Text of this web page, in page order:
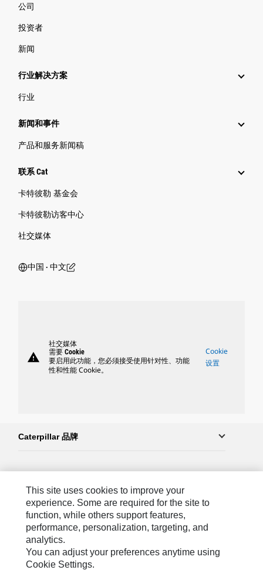
公司
投资者
新闻
行业解决方案
行业
新闻和事件
产品和服务新闻稿
联系 Cat
卡特彼勒 基金会
卡特彼勒访客中心
社交媒体
中国 ‧ 中文
warning
社交媒体
需要 Cookie
要启用此功能，您必须接受使用针对性、功能
性和性能 Cookie。
Cookie
设置
Caterpillar 品牌
联系 Caterpillar
站点地图
Cookie Settings
法律
This site uses cookies to improve your
experience. Some are required for the site to
function, while others support features,
performance, personalization, targeting, and
analytics.
You can adjust your preferences anytime using
Cookie Settings.